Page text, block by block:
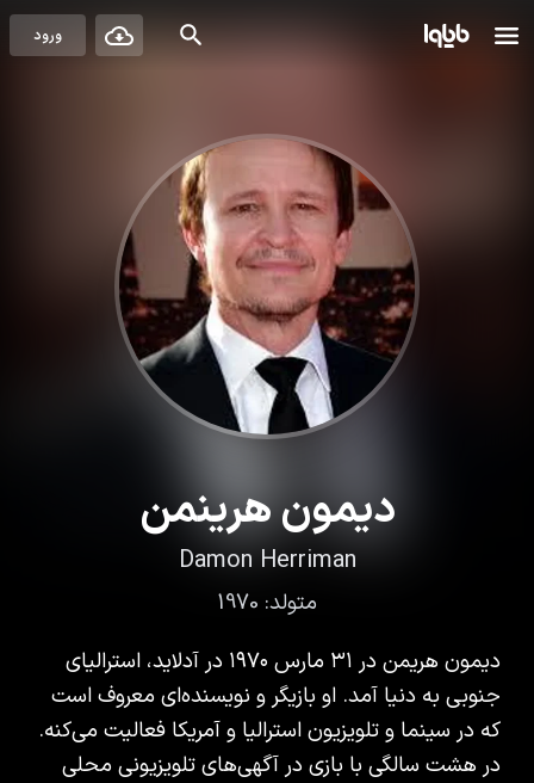
ورود
دیمون هرینمن
Damon Herriman
متولد: 1970
دیمون هريمن در ۳۱ مارس ۱۹۷۰ در آدلاید، استرالیای
جنوبی به دنیا آمد. او بازیگر و نویسنده‌ای معروف است
که در سینما و تلویزیون استرالیا و آمریکا فعالیت می‌کنه.
در هشت سالگی با بازی در آگهی‌های تلویزیونی محلی